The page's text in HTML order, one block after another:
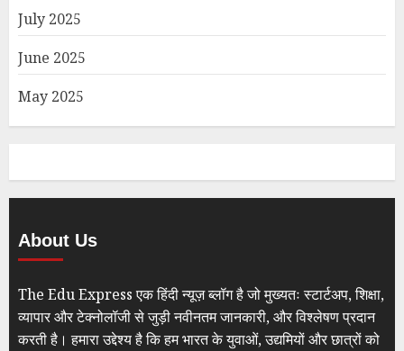
July 2025
June 2025
May 2025
About Us
The Edu Express एक हिंदी न्यूज़ ब्लॉग है जो मुख्यतः स्टार्टअप, शिक्षा,
व्यापार और टेक्नोलॉजी से जुड़ी नवीनतम जानकारी, और विश्लेषण प्रदान
करती है। हमारा उद्देश्य है कि हम भारत के युवाओं, उद्यमियों और छात्रों को